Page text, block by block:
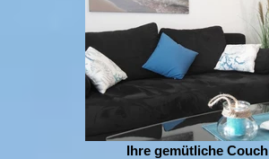
Ihre gemütliche Couch